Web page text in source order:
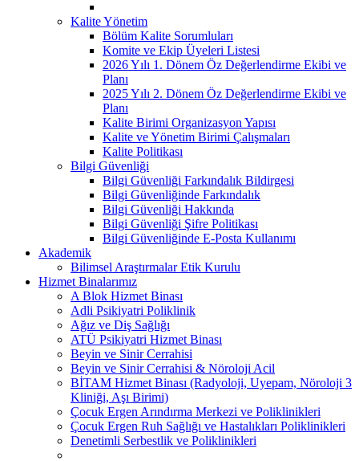
Kalite Yönetim
Bölüm Kalite Sorumluları
Komite ve Ekip Üyeleri Listesi
2026 Yılı 1. Dönem Öz Değerlendirme Ekibi ve
Planı
2025 Yılı 2. Dönem Öz Değerlendirme Ekibi ve
Planı
Kalite Birimi Organizasyon Yapısı
Kalite ve Yönetim Birimi Çalışmaları
Kalite Politikası
Bilgi Güvenliği
Bilgi Güvenliği Farkındalık Bildirgesi
Bilgi Güvenliğinde Farkındalık
Bilgi Güvenliği Hakkında
Bilgi Güvenliği Şifre Politikası
Bilgi Güvenliğinde E-Posta Kullanımı
Akademik
Bilimsel Araştırmalar Etik Kurulu
Hizmet Binalarımız
A Blok Hizmet Binası
Adli Psikiyatri Poliklinik
Ağız ve Diş Sağlığı
ATÜ Psikiyatri Hizmet Binası
Beyin ve Sinir Cerrahisi
Beyin ve Sinir Cerrahisi & Nöroloji Acil
BİTAM Hizmet Binası (Radyoloji, Uyepam, Nöroloji 3
Kliniği, Aşı Birimi)
Çocuk Ergen Arındırma Merkezi ve Poliklinikleri
Çocuk Ergen Ruh Sağlığı ve Hastalıkları Poliklinikleri
Denetimli Serbestlik ve Poliklinikleri